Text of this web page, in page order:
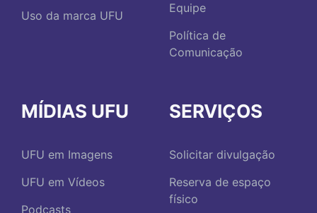
Uso da marca UFU
Equipe
Política de
Comunicação
MÍDIAS UFU
UFU em Imagens
UFU em Vídeos
Podcasts
SERVIÇOS
Solicitar divulgação
Reserva de espaço
físico